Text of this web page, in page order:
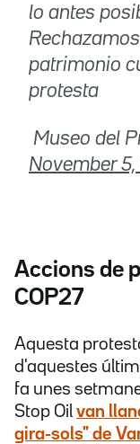
lo antes
patrimonio
protesta
 Museo del
November
Accions de
COP27
Aquesta
d'aquestes
fa unes
Stop Oil van
gira-sols" de